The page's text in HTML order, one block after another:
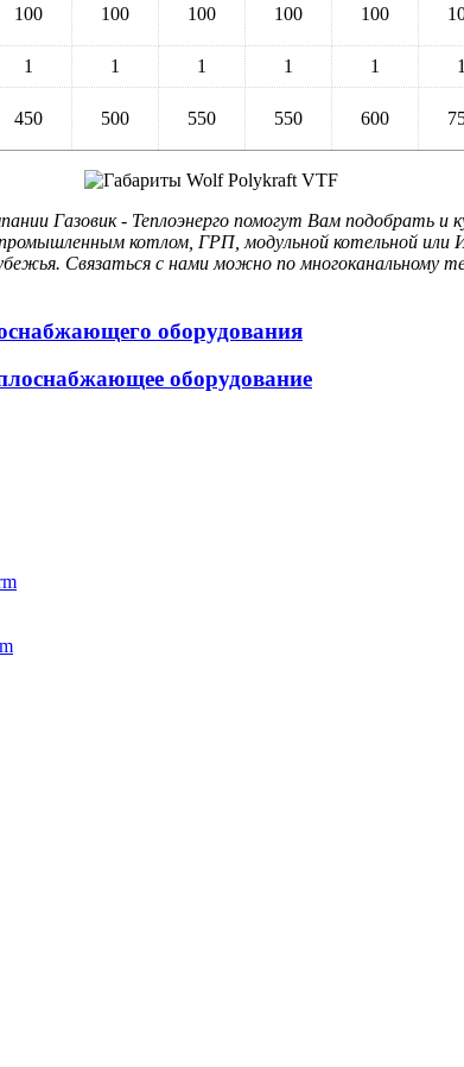
100 100 100 100 100
1 1 1 1 1 1
450 500 550 550 600
Газовик - Теплоэнерго помогут Вам подобрать и
котлом, ГРП, модульной котельной
Связаться с нами можно по многоканальному
оборудования
оборудование